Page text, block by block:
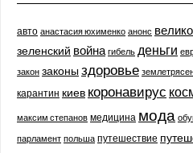
авто анастасия юхименко анонс
зеленский война гибель деньги
закон законыздоровье
карантин киев коронавирус
максим степанов медицина мода
парламент польша путешествие